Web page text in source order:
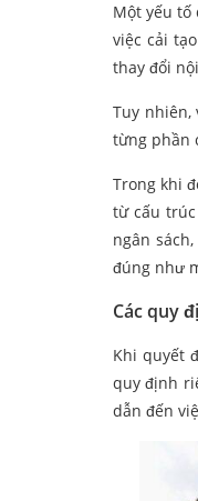
Một yếu tố
việc cải
thay đổi
Tuy nhiên,
từng phần
Trong khi
từ cấu
ngân
đúng như
Các quy
Khi quyết
quy định
dẫn đến